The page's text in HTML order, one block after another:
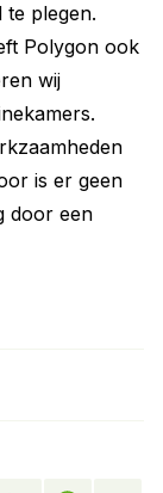
plegen.
Polygon ook
wij
is er geen
door een